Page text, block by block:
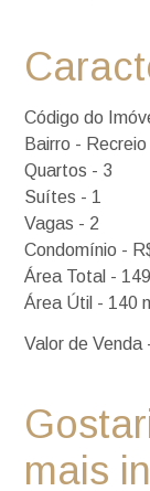
Código do
Bairro -
Quartos - 3
Suítes - 1
Vagas - 2
Condomínio -
Área Total -
Área Útil - 140
Valor de
mais